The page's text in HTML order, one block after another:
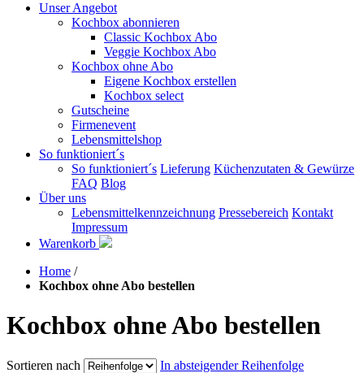
Unser Angebot
Kochbox abonnieren
Classic Kochbox Abo
Veggie Kochbox Abo
Kochbox ohne Abo
Eigene Kochbox erstellen
Kochbox select
Gutscheine
Firmenevent
Lebensmittelshop
So funktioniert´s
So funktioniert´s Lieferung Küchenzutaten & Gewürze
FAQ Blog
Über uns
Lebensmittelkennzeichnung Pressebereich Kontakt
Impressum
Warenkorb
Home /
Kochbox ohne Abo bestellen
Kochbox ohne Abo bestellen
Sortieren nach In absteigender Reihenfolge